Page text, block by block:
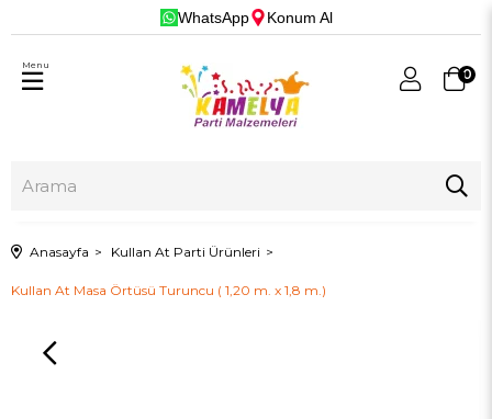
WhatsApp Konum Al
0
Menu
Anasayfa Kullan At Parti Ürünleri
Kullan At Masa Örtüsü Turuncu ( 1,20 m. x 1,8 m.)